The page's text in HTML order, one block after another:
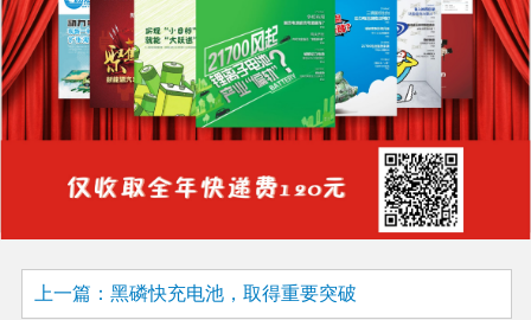
上一篇：黑磷快充电池，取得重要突破